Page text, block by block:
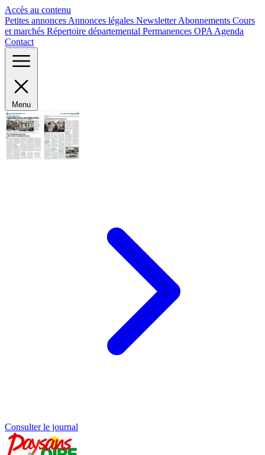
Accès au contenu
Petites annonces Annonces légales NewsletterAbonnements Cours
et marchés Répertoire départemental Permanences OPA Agenda
Contact
Menu
Consulter le journal
Panneau de gestion des cookies